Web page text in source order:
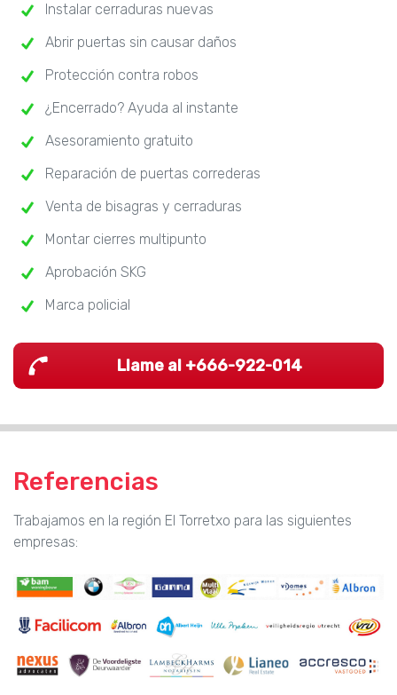
Instalar cerraduras nuevas
Abrir puertas sin causar daños
Protección contra robos
¿Encerrado? Ayuda al instante
Asesoramiento gratuito
Reparación de puertas correderas
Venta de bisagras y cerraduras
Montar cierres multipunto
Aprobación SKG
Marca policial
Llame al +666-922-014
Referencias
Trabajamos en la región El Torretxo para las siguientes
empresas: